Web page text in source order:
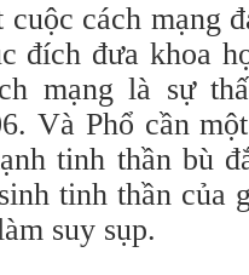
cách mạng
đích đưa khoa
mạng là sự
Và Phổ cần
tinh thần bù
tinh thần của
suy sụp.